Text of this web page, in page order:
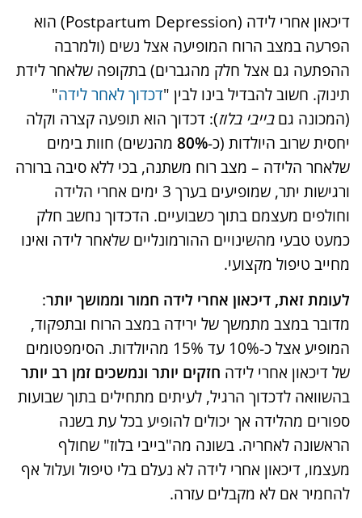
דיכאון אחרי לידה (Postpartum Depression) הוא
הפרעה במצב הרוח המופיעה אצל נשים (ולמרבה
ההפתעה גם אצל חלק מהגברים) בתקופה שלאחר לידת
תינוק. חשוב להבדיל בינו לבין "דכדוך לאחר לידה"
(המכונה גםבייבי בלוז): דכדוך הוא תופעה קצרה וקלה
יחסית שרוב היולדות (כ-80% מהנשים) חוות בימים
שלאחר הלידה – מצב רוח משתנה, בכי ללא סיבה ברורה
ורגישות יתר, שמופיעים בערך 3 ימים אחרי הלידה
וחולפים מעצמם בתוך כשבועיים​. הדכדוך נחשב חלק
כמעט טבעי מהשינויים ההורמונליים שלאחר לידה ואינו
מחייב טיפול מקצועי​.
לעומת זאת, דיכאון אחרי לידה חמור וממושך יותר:
מדובר במצב מתמשך של ירידה במצב הרוח ובתפקוד,
המופיע אצל כ-10% עד 15% מהיולדות​. הסימפטומים
של דיכאון אחרי לידה חזקים יותר ונמשכים זמן רב יותר
בהשוואה לדכדוך הרגיל, לעיתים מתחילים בתוך שבועות
ספורים מהלידה אך יכולים להופיע בכל עת בשנה
הראשונה לאחריה​. בשונה מה"בייבי בלוז" שחולף
מעצמו, דיכאון אחרי לידה לא נעלם בלי טיפול ועלול אף
להחמיר אם לא מקבלים עזרה​.